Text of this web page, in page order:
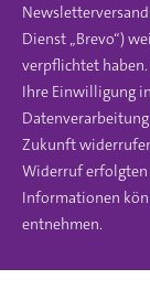
Dienst „Brevo“)
verpflichtet haben.
Ihre Einwilligung
Zukunft
Widerruf
Informationen
entnehmen.